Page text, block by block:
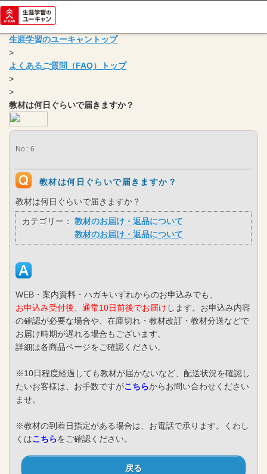
生涯学習のユーキャントップ
>
よくあるご質問（FAQ）トップ
>
>
教材は何日ぐらいで届きますか？
No : 6
教材は何日ぐらいで届きますか？
教材は何日ぐらいで届きますか？
カテゴリー：
教材のお届け・返品について
教材のお届け・返品について
WEB・案内資料・ハガキいずれからのお申込みでも、
お申込み受付後、通常10日前後でお届け します。お申込み内容
の確認が必要な場合や、在庫切れ・教材改訂・教材分送などで
お届け時期が遅れる場合もございます。
詳細は各商品ページをご確認ください。
※10日程度経過しても教材が届かないなど、配送状況を確認し
たいお客様は、お手数ですがこちらからお問い合わせください
ませ。
※教材の到着日指定がある場合は、お電話で承ります。くわし
くはこちらをご確認ください。
戻る